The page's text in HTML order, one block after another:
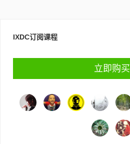
IXDC订阅课程
立即购买